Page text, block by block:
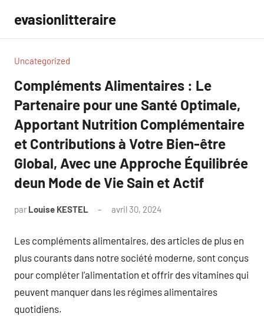
contenu
evasionlitteraire
Uncategorized
Compléments Alimentaires : Le
Partenaire pour une Santé Optimale,
Apportant Nutrition Complémentaire
et Contributions à Votre Bien-être
Global, Avec une Approche Équilibrée
deun Mode de Vie Sain et Actif
par Louise KESTEL avril 30, 2024
Les compléments alimentaires, des articles de plus en
plus courants dans notre société moderne, sont conçus
pour compléter l’alimentation et offrir des vitamines qui
peuvent manquer dans les régimes alimentaires
quotidiens.